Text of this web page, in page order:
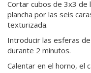
Cortar cubos de 3x3 de
plancha por las seis
texturizada.
Introducir las esferas
durante 2 minutos.
Calentar en el horno, el